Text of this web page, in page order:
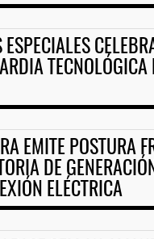
ESPECIALES
EMITE POSTURA
DE
ELÉCTRICA